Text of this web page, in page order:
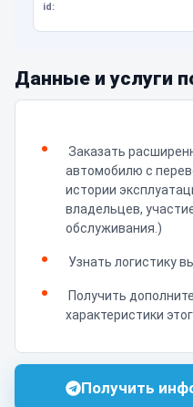
id:
Данные и услуги
Заказать
автомобилю с
истории
владельцев,
обслуживания.)
Узнать логистику
Получить
характеристики
Получить